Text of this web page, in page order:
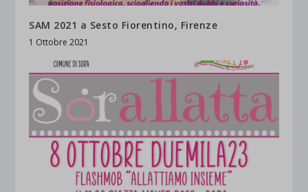
SAM 2021 a Sesto Fiorentino, Firenze
1 Ottobre 2021